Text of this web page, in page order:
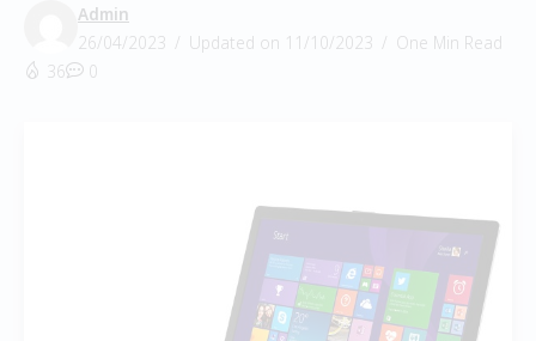
Admin
26/04/2023
Updated on 11/10/2023
One Min Read
36
0